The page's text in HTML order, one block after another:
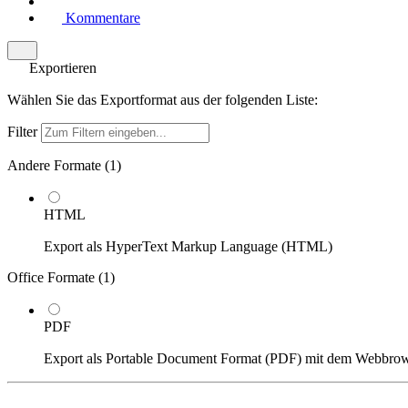
Kommentare
Exportieren
Wählen Sie das Exportformat aus der folgenden Liste:
Filter
Andere Formate (1)
HTML
Export als HyperText Markup Language (HTML)
Office Formate (1)
PDF
Export als Portable Document Format (PDF) mit dem